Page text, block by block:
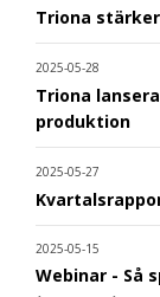
Triona
2025-05-28
Triona
produktion
2025-05-27
2025-05-15
Webinar - Så